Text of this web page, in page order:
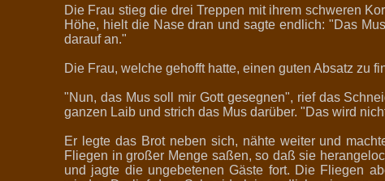
Die Frau stieg die drei Treppen mit ihrem schweren
Höhe, hielt die Nase dran und sagte endlich: "Das
darauf an."
Die Frau, welche gehofft hatte, einen guten Absatz zu
"Nun, das Mus soll mir Gott gesegnen", rief das
ganzen Laib und strich das Mus darüber. "Das wird
Er legte das Brot neben sich, nähte weiter und
Fliegen in großer Menge saßen, so daß sie
und jagte die ungebetenen Gäste fort. Die Fliegen